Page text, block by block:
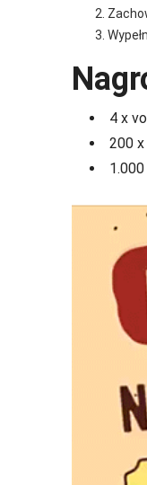
4 x
200 x
1.000